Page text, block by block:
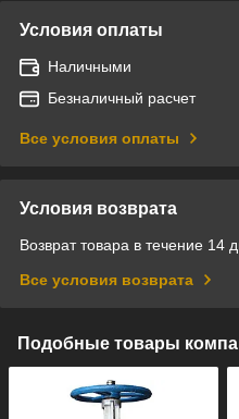
Условия оплаты
Наличными
Безналичный расчет
Все условия оплаты
Условия возврата
Возврат товара в течение 14
Все условия возврата
Подобные товары